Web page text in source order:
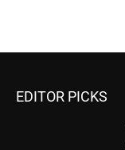
EDITOR PICKS